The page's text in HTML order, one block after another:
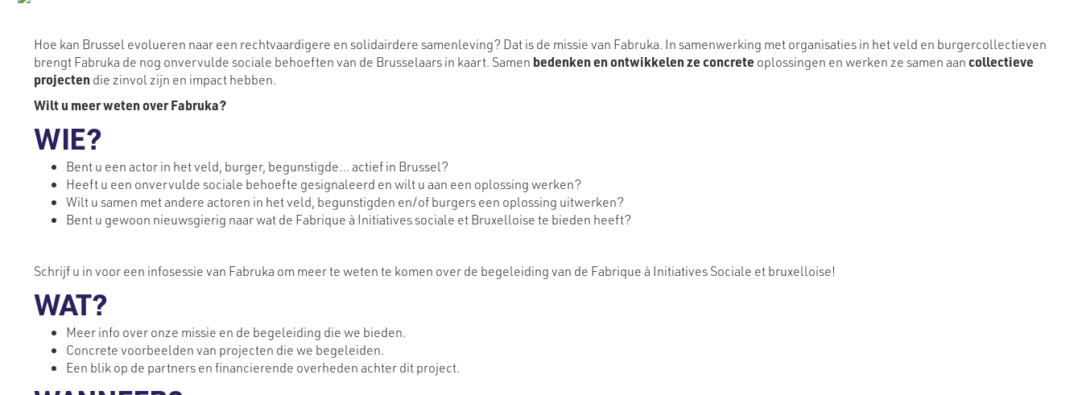
Hoe kan Brussel evolueren naar een rechtvaardigere en solidairdere samenleving? Dat is de missie van Fabruka. In samenwerking met organisaties in het veld en burgercollectieven
brengt Fabruka de nog onvervulde sociale behoeften van de Brusselaars in kaart. Samen bedenken en ontwikkelen ze concrete oplossingen en werken ze samen aancollectieve
projectendie zinvol zijn en impact hebben.
Wilt u meer weten over Fabruka?
WIE?
Bent u een actor in het veld, burger, begunstigde… actief in Brussel?
Heeft u een onvervulde sociale behoefte gesignaleerd en wilt u aan een oplossing werken?
Wilt u samen met andere actoren in het veld, begunstigden en/of burgers een oplossing uitwerken?
Bent u gewoon nieuwsgierig naar wat de Fabrique à Initiatives sociale et Bruxelloise te bieden heeft?
Schrijf u in voor een infosessie van Fabruka om meer te weten te komen over de begeleiding van de Fabrique à Initiatives Sociale et bruxelloise!
WAT?
Meer info over onze missie en de begeleiding die we bieden.
Concrete voorbeelden van projecten die we begeleiden.
Een blik op de partners en financierende overheden achter dit project.